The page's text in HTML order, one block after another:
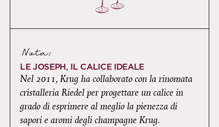
Nota:
LE JOSEPH, IL CALICE IDEALE
Nel 2011, Krug ha collaborato con la rinomata
cristalleria Riedel per progettare un calice in
grado di esprimere al meglio la pienezza di
sapori e aromi degli champagne Krug.